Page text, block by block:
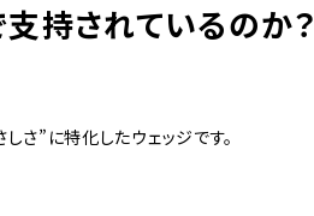
持されているのか？
”に特化したウェッジです。